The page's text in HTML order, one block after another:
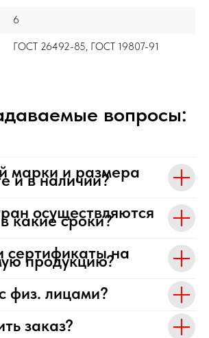
6
ГОСТ 26492-85, ГОСТ 19807-91
вопросы:
марки и размера
и в наличии?
осуществляются
какие сроки?
сертификаты на
продукцию?
физ. лицами?
заказ?